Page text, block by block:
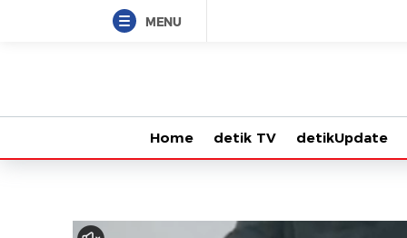
MENU
Home detik TV detikUpdate